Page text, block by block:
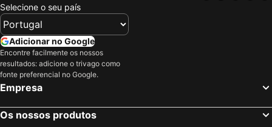
Selecione o seu país
Adicionar no Google
Encontre facilmente os nossos
resultados: adicione o trivago como
fonte preferencial no Google.
Empresa
Os nossos produtos